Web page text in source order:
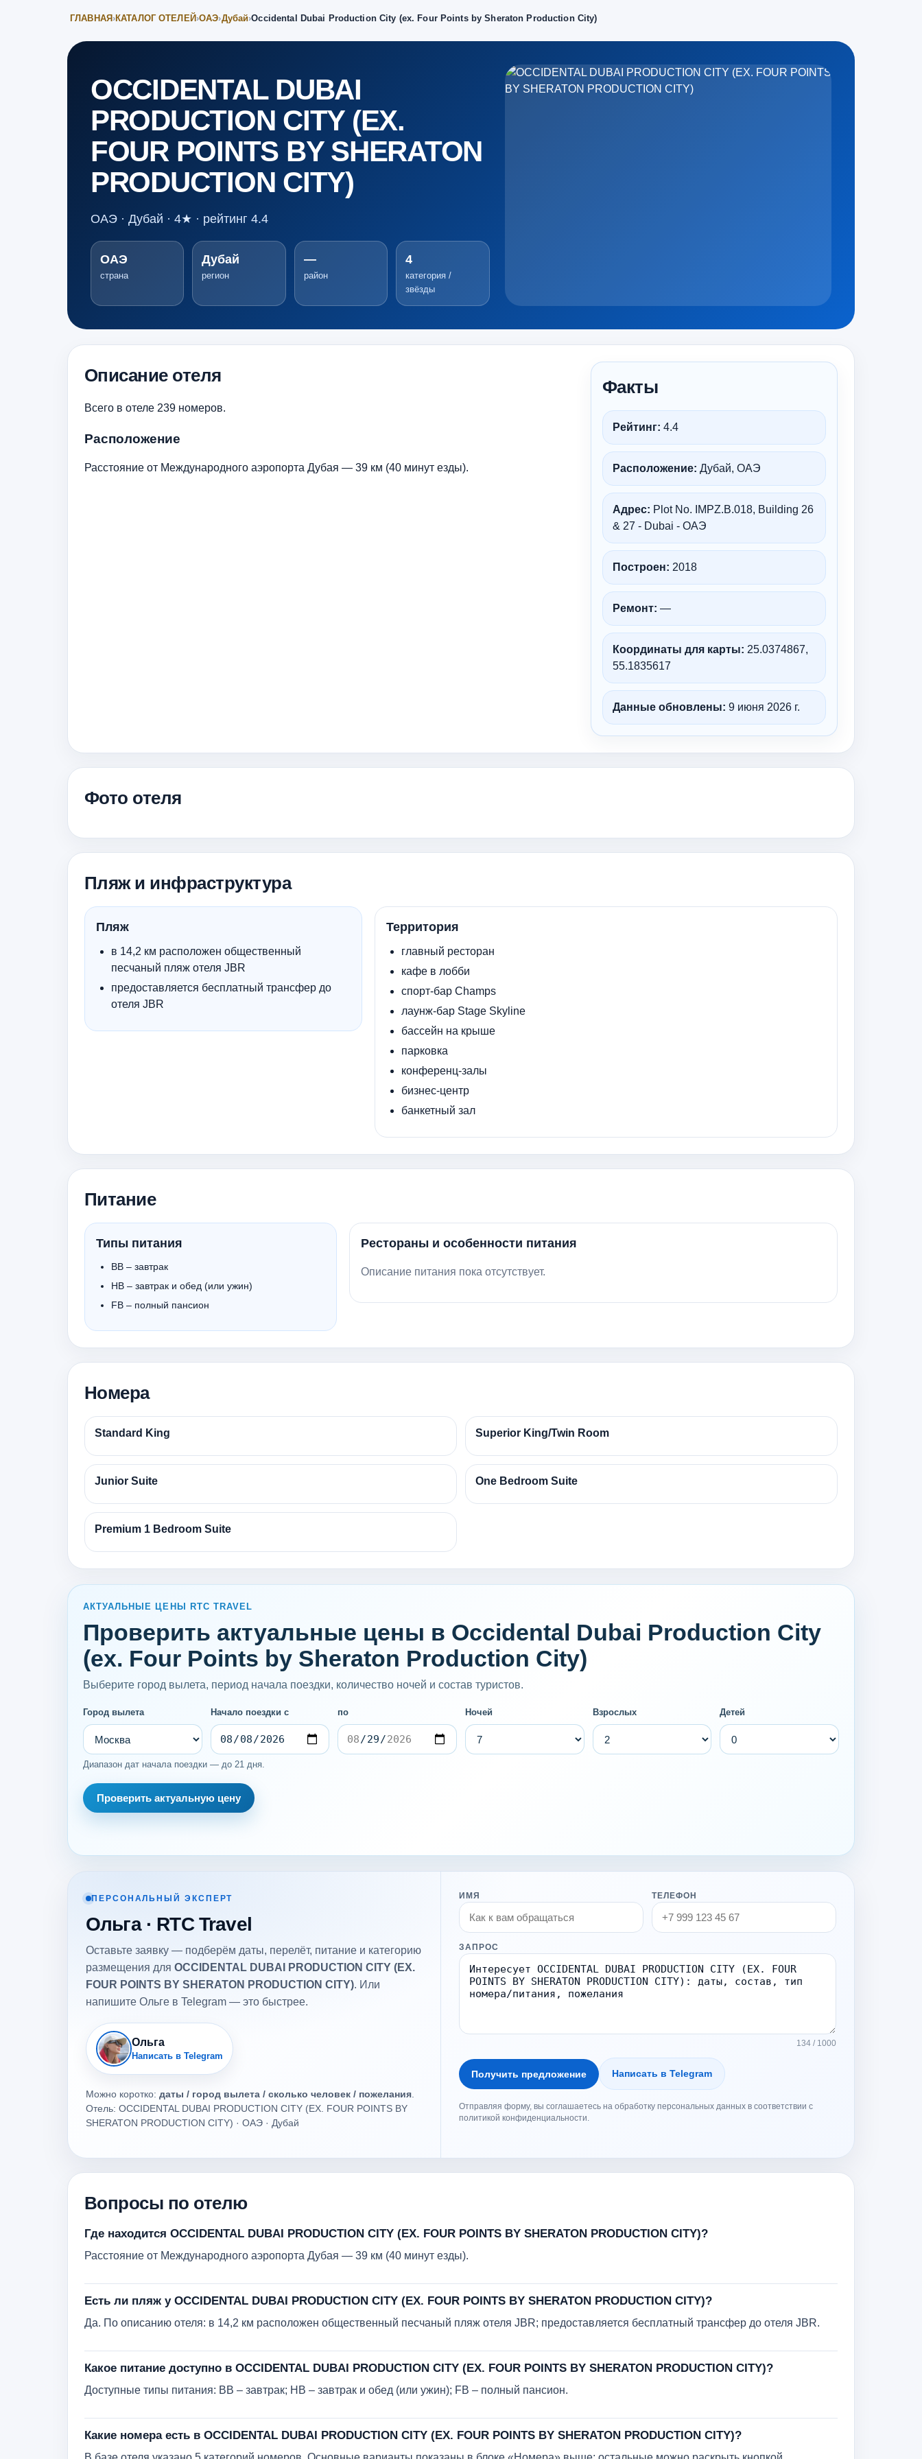
ГЛАВНАЯ ›КАТАЛОГ ОТЕЛЕЙ ›ОАЭ›Дубай›Occidental Dubai Production City (ex. Four Points by Sheraton Production City)
OCCIDENTAL DUBAI
PRODUCTION CITY (EX.
FOUR POINTS BY SHERATON
PRODUCTION CITY)
ОАЭ · Дубай · 4★ · рейтинг 4.4
ОАЭ
страна
Дубай
регион
—
район
4
категория /
звёзды
Описание отеля
Всего в отеле 239 номеров.
Расположение
Расстояние от Международного аэропорта Дубая — 39 км (40 минут езды).
Факты
Рейтинг: 4.4
Расположение: Дубай, ОАЭ
Адрес: Plot No. IMPZ.B.018, Building 26
& 27 - Dubai - ОАЭ
Построен: 2018
Ремонт: —
Координаты для карты: 25.0374867,
55.1835617
Данные обновлены: 9 июня 2026 г.
Фото отеля
Пляж и инфраструктура
Пляж
в 14,2 км расположен общественный
песчаный пляж отеля JBR
предоставляется бесплатный трансфер до
отеля JBR
Территория
главный ресторан
кафе в лобби
спорт-бар Champs
лаунж-бар Stage Skyline
бассейн на крыше
парковка
конференц-залы
бизнес-центр
банкетный зал
Питание
Типы питания
BB – завтрак
HB – завтрак и обед (или ужин)
FB – полный пансион
Рестораны и особенности питания
Описание питания пока отсутствует.
Номера
Standard King Superior King/Twin Room
Junior Suite One Bedroom Suite
Premium 1 Bedroom Suite
АКТУАЛЬНЫЕ ЦЕНЫ RTC TRAVEL
Проверить актуальные цены в Occidental Dubai Production City
(ex. Four Points by Sheraton Production City)
Выберите город вылета, период начала поездки, количество ночей и состав туристов.
Город вылета Начало поездки с по Ночей Взрослых Детей
Диапазон дат начала поездки — до 21 дня.
Проверить актуальную цену
ПЕРСОНАЛЬНЫЙ ЭКСПЕРТ
Ольга · RTC Travel
Оставьте заявку — подберём даты, перелёт, питание и категорию
размещения для OCCIDENTAL DUBAI PRODUCTION CITY (EX.
FOUR POINTS BY SHERATON PRODUCTION CITY). Или
напишите Ольге в Telegram — это быстрее.
Ольга
Написать в Telegram
Можно коротко: даты / город вылета / сколько человек / пожелания
Отель: OCCIDENTAL DUBAI PRODUCTION CITY (EX. FOUR POINTS BY
SHERATON PRODUCTION CITY) · ОАЭ · Дубай
ИМЯ ТЕЛЕФОН
ЗАПРОС
134 / 1000
Получить предложение Написать в Telegram
Отправляя форму, вы соглашаетесь на обработку персональных данных в соответствии с
политикой конфиденциальности.
Вопросы по отелю
Где находится OCCIDENTAL DUBAI PRODUCTION CITY (EX. FOUR POINTS BY SHERATON PRODUCTION CITY)?
Расстояние от Международного аэропорта Дубая — 39 км (40 минут езды).
Есть ли пляж у OCCIDENTAL DUBAI PRODUCTION CITY (EX. FOUR POINTS BY SHERATON PRODUCTION CITY)?
Да. По описанию отеля: в 14,2 км расположен общественный песчаный пляж отеля JBR; предоставляется бесплатный трансфер до отеля JBR.
Какое питание доступно в OCCIDENTAL DUBAI PRODUCTION CITY (EX. FOUR POINTS BY SHERATON PRODUCTION CITY)?
Доступные типы питания: BB – завтрак; HB – завтрак и обед (или ужин); FB – полный пансион.
Какие номера есть в OCCIDENTAL DUBAI PRODUCTION CITY (EX. FOUR POINTS BY SHERATON PRODUCTION CITY)?